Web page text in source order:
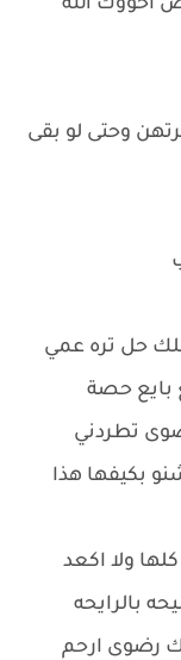
اخووك الله
وحتى لو بقى
حل تره عمي
بايع حصة
تطردني
بكيفها هذا
ولا اكعد
بالرايحه
رضوى ارحم